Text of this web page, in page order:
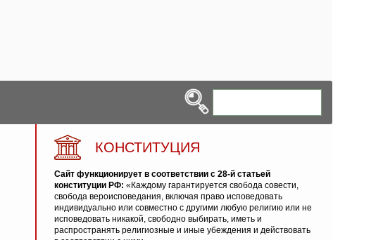
КОНСТИТУЦИЯ
Сайт функционирует в соответствии с 28-й статьей
конституции РФ: «Каждому гарантируется свобода совести,
свобода вероисповедания, включая право исповедовать
индивидуально или совместно с другими любую религию или не
исповедовать никакой, свободно выбирать, иметь и
распространять религиозные и иные убеждения и действовать